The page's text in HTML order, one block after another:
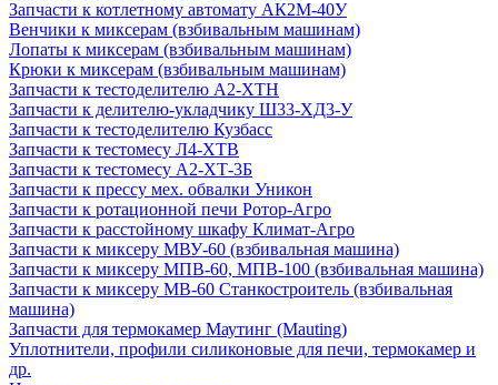
Запчасти к котлетному автомату АК2М-40У
Венчики к миксерам (взбивальным машинам)
Лопаты к миксерам (взбивальным машинам)
Крюки к миксерам (взбивальным машинам)
Запчасти к тестоделителю А2-ХТН
Запчасти к делителю-укладчику Ш33-ХД3-У
Запчасти к тестоделителю Кузбасс
Запчасти к тестомесу Л4-ХТВ
Запчасти к тестомесу А2-ХТ-3Б
Запчасти к прессу мех. обвалки Уникон
Запчасти к ротационной печи Ротор-Агро
Запчасти к расстойному шкафу Климат-Агро
Запчасти к миксеру МВУ-60 (взбивальная машина)
Запчасти к миксеру МПВ-60, МПВ-100 (взбивальная машина)
Запчасти к миксеру МВ-60 Станкостроитель (взбивальная
машина)
Запчасти для термокамер Маутинг (Mauting)
Уплотнители, профили силиконовые для печи, термокамер и
др.